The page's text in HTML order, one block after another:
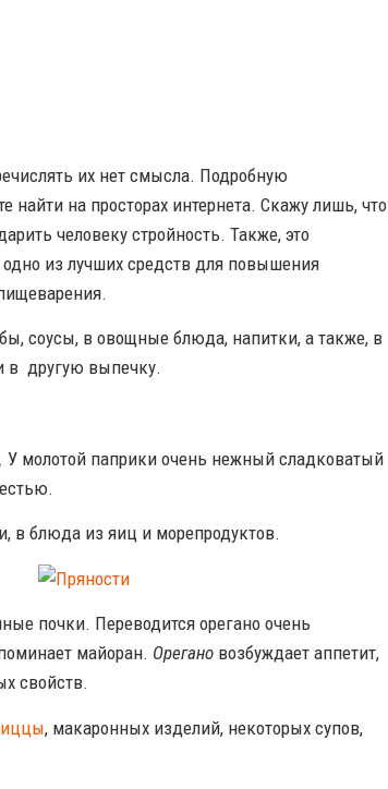
их нет смысла. Подробную
на просторах интернета. Скажу лишь, что
человеку стройность. Также, это
одно из лучших средств для повышения
соусы, в овощные блюда, напитки, а также, в
в другую выпечку.
У молотой паприки очень нежный сладковатый
в блюда из яиц и морепродуктов.
почки. Переводится орегано очень
майоран. Орегано возбуждает аппетит,
свойств.
, макаронных изделий, некоторых супов,